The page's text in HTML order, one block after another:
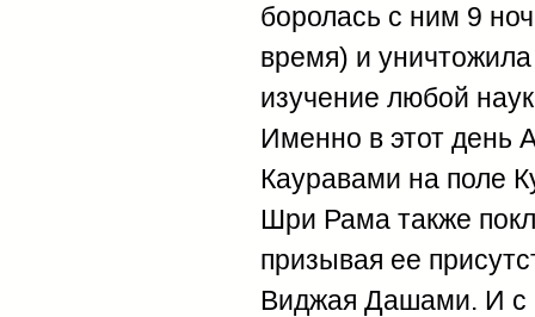
боролась с ним 9
время) и
изучение любой
Именно в этот день
Кауравами на поле
Шри Рама также
призывая ее
Виджая Дашами. И с